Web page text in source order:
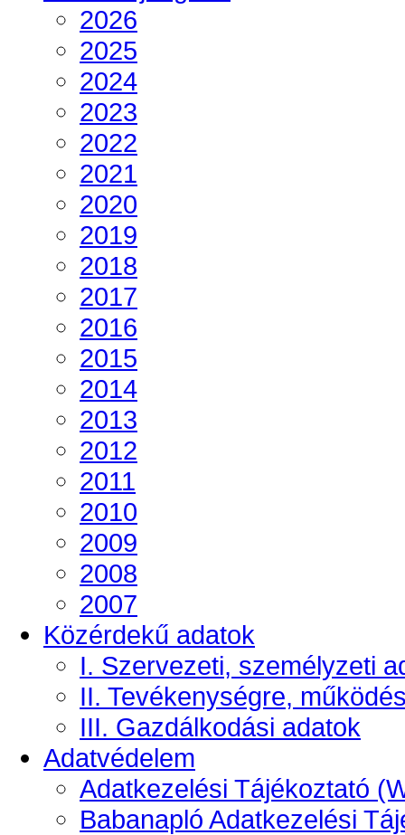
2026
2025
2024
2023
2022
2021
2020
2019
2018
2017
2016
2015
2014
2013
2012
2011
2010
2009
2008
2007
Közérdekű adatok
I. Szervezeti, személyzeti
II. Tevékenységre,
III. Gazdálkodási adatok
Adatvédelem
Adatkezelési Tájékoztató
Babanapló Adatkezelési